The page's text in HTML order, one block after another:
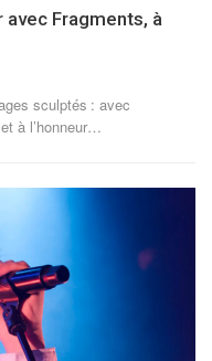
avec Fragments, à
sculptés : avec
à l’honneur…